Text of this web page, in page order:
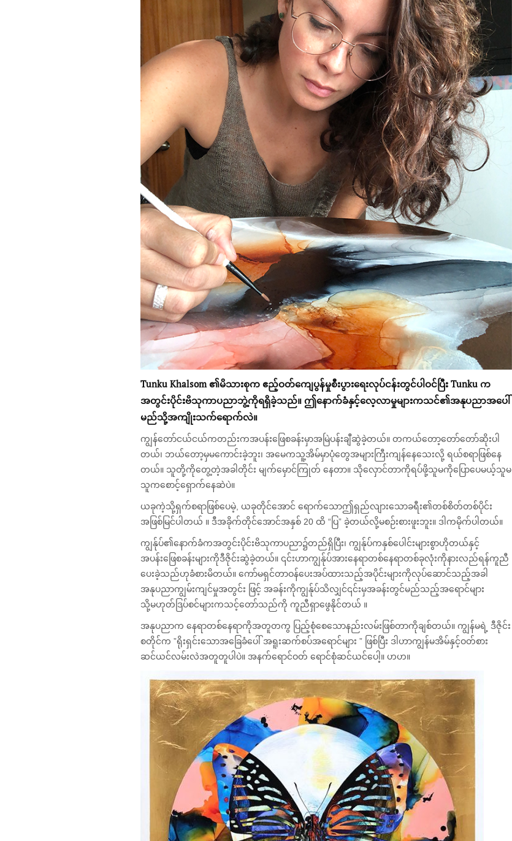
Tunku Khalsom၏မိသားစုက ဧည့်ဝတ်ကျေပွန်မှုစီးပွားရေးလုပ်ငန်းတွင်ပါဝင်ပြီ Tunku က
အတွင်းပိုင်းဗိသုကာပညာဘွဲ့ကိုရရှိခဲ့သည်။ ဤနောက်ခံနှင့်လေ့လာမှုများကသင်၏အနုပညာအပေါ်
မည်သို့အကျိုးသက်ရောက်လဲ။
ကျွန်တော်ငယ်ငယ်ကတည်းကအပန်းဖြေစခန်းမှာအမြဲပန်းချီဆွဲခဲ့တယ်။ တကယ်တော့တော်တော်ဆိုးပါ
တယ်၊ ဘယ်တော့မှမကောင်းခဲ့ဘူး၊ အမေကသူ့အိမ်မှာပုံတွေအများကြီးကျန်နေသေးလို့ ရယ်စရာဖြစ်နေ
တယ်။ သူတို့ကိုတွေ့တဲ့အခါတိုင်း မျက်မှောင်ကြုတ် နေတာ။ သိုလှောင်တာကိုရပ်ဖို့သူမကိုပြောပေမယ့်သူမ
သူကစောင့်ရှောက်နေဆဲပဲ။
ယခုကဲ့သို့ရှက်စရာဖြစ်ပေမဲ့, ယခုတိုင်အောင် ရောက်သောဤရှည်လျားသောခရီး၏တစ်စိတ်တစ်ပိုင်း
အဖြစ်မြင်ပါတယ် ။ ဒီအခိုက်တိုင်အောင်အနှစ် 20 ထိ “ပြ” ခဲ့တယ်လို့မစဉ်းစားဖူးဘူး။ ဒါကမိုက်ပါတယ်။
ကျွန်ုပ်၏နောက်ခံကအတွင်းပိုင်းဗိသုကာပညာ၌တည်ရှိပြီး၊ ကျွန်ုပ်ကနှစ်ပေါင်းများစွာဟိုတယ်နှင့်
အပန်းဖြေစခန်းများကိုဒီဇိုင်းဆွဲခဲ့တယ်။ ၎င်းဟာကျွန်ုပ်အားနေရာတစ်နေရာတစ်ခုလုံးကိုနားလည်ရန်ကူညီ
ပေးခဲ့သည်ဟုခံစားမိတယ်။ ကော်မရှင်တာဝန်ပေးအပ်ထားသည့်အပိုင်းများကိုလုပ်ဆောင်သည့်အခါ
အနုပညာကျွမ်းကျင်မှုအတွင်း ဖြင့် အခန်းကိုကျွန်ုပ်သိလျှင်၎င်းမှအခန်းတွင်မည်သည့်အရောင်များ
သို့မဟုတ်ဒြပ်စင်များကသင့်တော်သည်ကို ကူညီရှာဖွေနိုင်တယ် ။
အနုပညာက နေရာတစ်နေရာကိုအတူတကွ ပြည့်စုံစေသောနည်းလမ်းဖြစ်တာကိုချစ်တယ်။ ကျွန်မရဲ့ ဒီဇိုင်း
စတိုင်က ”ရိုးရှင်းသောအခြေခံပေါ် အရူးဆက်စပ်အရောင်များ ” ဖြစ်ပြီး ဒါဟာကျွန်မအိမ်နှင့်ဝတ်စား
ဆင်ယင်လမ်းလဲအတူတူပါပဲ။ အနက်ရောင်ဝတ် ရောင်စုံဆင်ယင်ပေါ့။ ဟဟ။